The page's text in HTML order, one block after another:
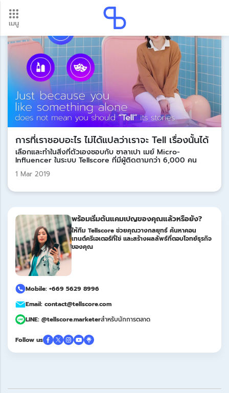
เมนู
อัปเดตใหม่ ต้องดู! รอบโอนเงินปี 2569 เช็กวันเงินเข้าได้ที่นี่
Update
การที่เราชอบอะไร ไม่ได้แปลว่าเราจะ Tell เรื่องนั้นได้
เลือกและทำในสิ่งที่ตัวเองชอบกับ ซาลาเปา เมย์ Micro-
Influencer ในระบบ Tellscore ที่มีผู้ติดตามกว่า 6,000 คน
1 Mar 2019
พร้อมเริ่มต้นแคมเปญของคุณแล้วหรือยัง?
ให้ทีม Tellscore ช่วยคุณวางกลยุทธ์ ค้นหาคอน
เทนต์ครีเอเตอร์ที่ใช่ และสร้างผลลัพธ์ที่ตอบโจทย์ธุรกิจ
ของคุณ
Mobile: +669 5629 8996
Email: contact@tellscore.com
LINE: @tellscore.marketerสำหรับนักการตลาด
Follow us